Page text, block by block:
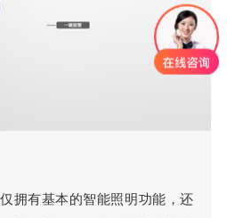
拥有基本的智能照明功能，还